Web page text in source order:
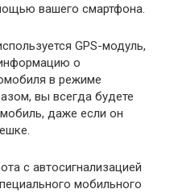
вашего смартфона.
GPS-модуль,
о
в режиме
вы всегда будете
даже если он
с автосигнализацией
мобильного